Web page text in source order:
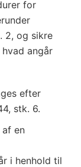
for
2, og sikre
angår
efter
stk. 6.
en
i henhold til